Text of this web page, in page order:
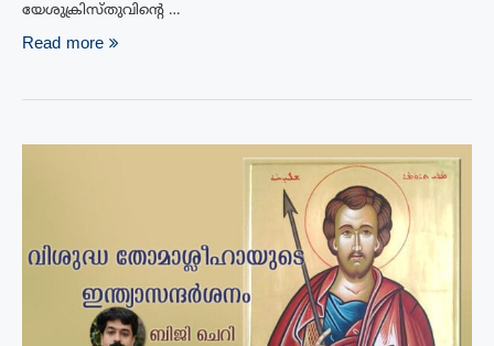
യേശുക്രിസ്തുവിന്റെ …
Read more